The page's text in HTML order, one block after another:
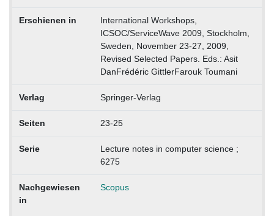
Erschienen in
International Workshops,
ICSOC/ServiceWave 2009, Stockholm,
Sweden, November 23-27, 2009,
Revised Selected Papers. Eds.: Asit
DanFrédéric GittlerFarouk Toumani
Verlag Springer-Verlag
Seiten 23-25
Serie
Lecture notes in computer science ;
6275
Nachgewiesen
in
Scopus